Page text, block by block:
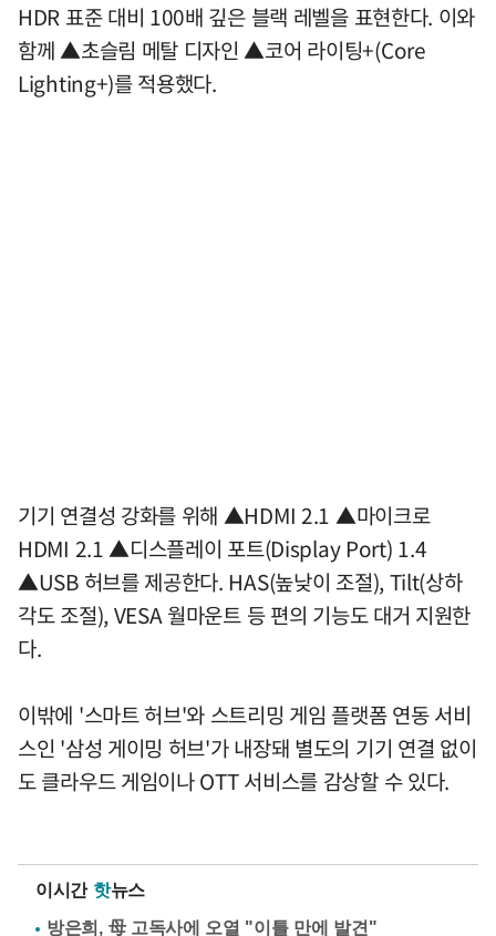
HDR 표준 대비 100배 깊은 블랙 레벨을 표현한다. 이와
함께 ▲초슬림 메탈 디자인 ▲코어 라이팅+(Core
Lighting+)를 적용했다.
기기 연결성 강화를 위해 ▲HDMI 2.1 ▲마이크로
HDMI 2.1 ▲디스플레이 포트(Display Port) 1.4
▲USB 허브를 제공한다. HAS(높낮이 조절), Tilt(상하
각도 조절), VESA 월마운트 등 편의 기능도 대거 지원한
다.
이밖에 '스마트 허브'와 스트리밍 게임 플랫폼 연동 서비
스인 '삼성 게이밍 허브'가 내장돼 별도의 기기 연결 없이
도 클라우드 게임이나 OTT 서비스를 감상할 수 있다.
이시간 핫뉴스
방은희, 母 고독사에 오열 "이틀 만에 발견"